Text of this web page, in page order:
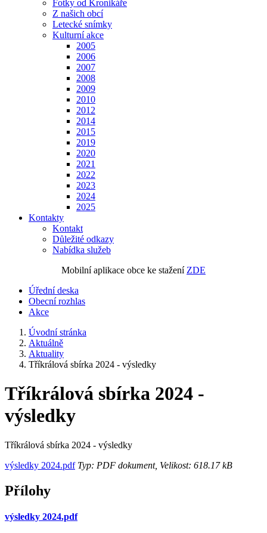
Fotky od Kronikáře
Z našich obcí
Letecké snímky
Kulturní akce
2005
2006
2007
2008
2009
2010
2012
2014
2015
2019
2020
2021
2022
2023
2024
2025
Kontakty
Kontakt
Důležité odkazy
Nabídka služeb
Mobilní aplikace obce ke stažení ZDE
Úřední deska
Obecní rozhlas
Akce
Úvodní stránka
Aktuálně
Aktuality
Tříkrálová sbírka 2024 - výsledky
Tříkrálová sbírka 2024 -
výsledky
Tříkrálová sbírka 2024 - výsledky
výsledky 2024.pdfTyp: PDF dokument, Velikost: 618.17 kB
Přílohy
výsledky 2024.pdf